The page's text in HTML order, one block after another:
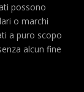
possono
o marchi
a puro scopo
alcun fine